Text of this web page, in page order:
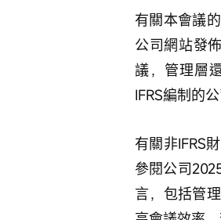
有關本會議
公司網站發
議，管理層
IFRS編制的
有關非IFRS
參閱公司
言，包括管